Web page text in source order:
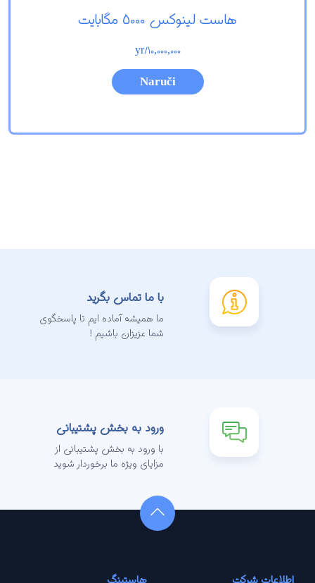
هاست لینوکس 5000 مگابایت
10,000,000
/yr
Naruči
با ما تماس بگرید
ما همیشه آماده ایم تا پاسخگوی
شما عزیزان باشیم !
ورود به بخش پشتیبانی
با ورود به بخش پشتیبانی از
مزایای ویژه ما برخوردار شوید